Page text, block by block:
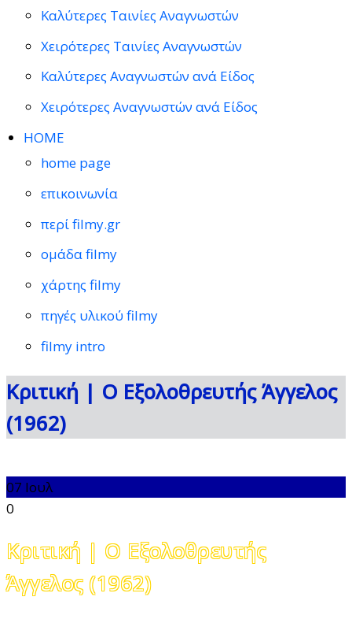
Καλύτερες Ταινίες Αναγνωστών
Χειρότερες Ταινίες Αναγνωστών
Καλύτερες Αναγνωστών ανά Είδος
Χειρότερες Αναγνωστών ανά Είδος
HOME
home page
επικοινωνία
περί filmy.gr
ομάδα filmy
χάρτης filmy
πηγές υλικού filmy
filmy intro
Κριτική | Ο Εξολοθρευτής Άγγελος
(1962)
07 Ιουλ
0
Κριτική | Ο Εξολοθρευτής
Άγγελος (1962)